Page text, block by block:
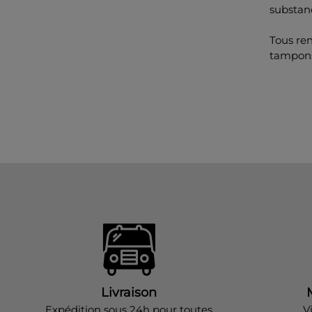
Tous
Livraison
Expédition sous 24h pour toutes